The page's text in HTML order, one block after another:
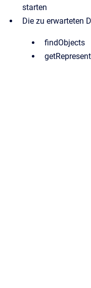
starten
Die zu erwarteten
findObjects